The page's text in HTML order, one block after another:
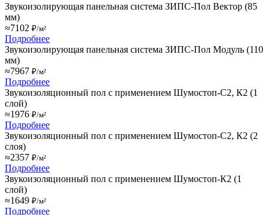
Звукоизолирующая панельная система ЗИПС-Пол Вектор (85
мм)
≈7102 ₽/м²
Подробнее
Звукоизолирующая панельная система ЗИПС-Пол Модуль (110
мм)
≈7967 ₽/м²
Подробнее
Звукоизоляционный пол с применением Шумостоп-С2, К2 (1
слой)
≈1976 ₽/м²
Подробнее
Звукоизоляционный пол с применением Шумостоп-С2, К2 (2
слоя)
≈2357 ₽/м²
Подробнее
Звукоизоляционный пол с применением Шумостоп-К2 (1
слой)
≈1649 ₽/м²
Подробнее